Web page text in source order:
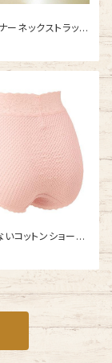
ーネックストラップ
ーストラップ フ
ップ ロング 安全
帯ストラップ IDカ
コットンショーツ
ワール841 ウエス
バック 鹿の子編み